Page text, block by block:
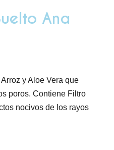
Ana
y Aloe Vera que
poros. Contiene Filtro
nocivos de los rayos